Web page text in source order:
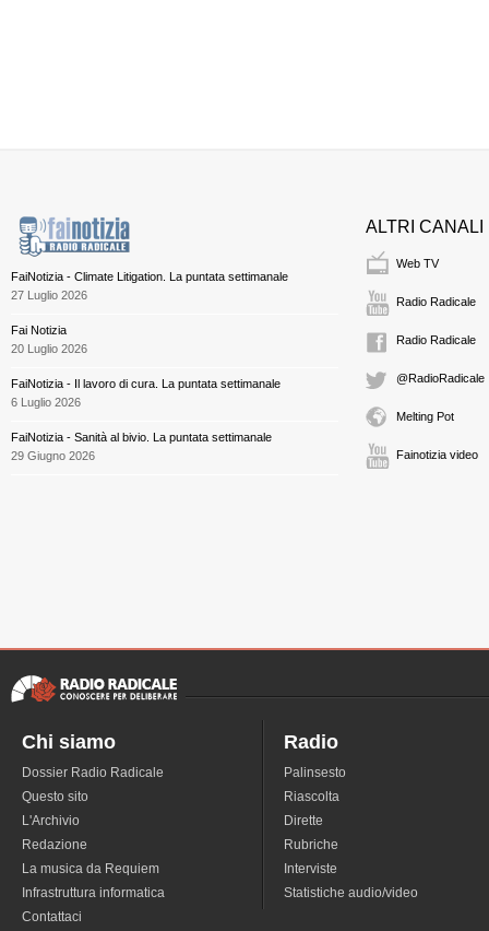
FaiNotizia - Climate Litigation. La puntata settimanale
27 Luglio 2026
Fai Notizia
20 Luglio 2026
FaiNotizia - Il lavoro di cura. La puntata settimanale
6 Luglio 2026
FaiNotizia - Sanità al bivio. La puntata settimanale
29 Giugno 2026
ALTRI CANALI
Web TV
Radio Radicale
Radio Radicale
@RadioRadicale
Melting Pot
Fainotizia video
Chi siamo
Dossier Radio Radicale
Questo sito
L'Archivio
Redazione
La musica da Requiem
Infrastruttura informatica
Contattaci
Radio
Palinsesto
Riascolta
Dirette
Rubriche
Interviste
Statistiche audio/video